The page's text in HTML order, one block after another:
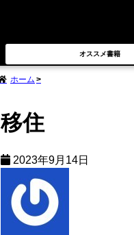
オススメ書籍
ホーム
移住
2023年9月14日